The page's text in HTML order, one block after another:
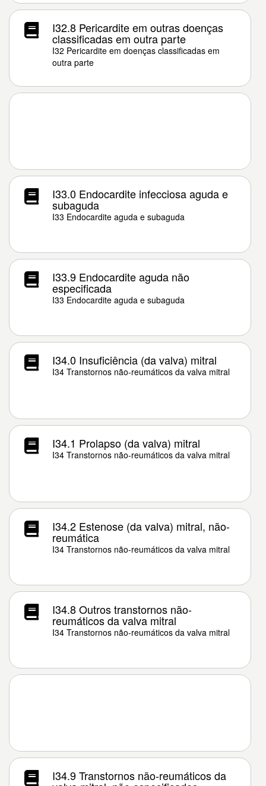
I32.8 Pericardite em outras doenças
classificadas em outra parte
I32 Pericardite em doenças classificadas em
outra parte
I33.0 Endocardite infecciosa aguda e
subaguda
I33 Endocardite aguda e subaguda
I33.9 Endocardite aguda não
especificada
I33 Endocardite aguda e subaguda
I34.0 Insuficiência (da valva) mitral
I34 Transtornos não-reumáticos da valva mitral
I34.1 Prolapso (da valva) mitral
I34 Transtornos não-reumáticos da valva mitral
I34.2 Estenose (da valva) mitral, não-
reumática
I34 Transtornos não-reumáticos da valva mitral
I34.8 Outros transtornos não-
reumáticos da valva mitral
I34 Transtornos não-reumáticos da valva mitral
I34.9 Transtornos não-reumáticos da